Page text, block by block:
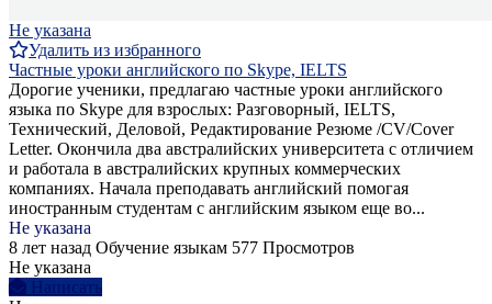
Не указана
Удалить из избранного
Частные уроки английского по Skype, IELTS
Дорогие ученики, предлагаю частные уроки английского
языка по Skype для взрослых: Разговорный, IELTS,
Технический, Деловой, Редактирование Резюме /CV/Cover
Letter. Окончила два австралийских университета с отличием
и работала в австралийских крупных коммерческих
компаниях. Начала преподавать английский помогая
иностранным студентам с английским языком еще во...
Не указана
8 лет назад Обучение языкам 577 Просмотров
Не указана
Написать